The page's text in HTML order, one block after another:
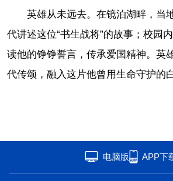
英雄从未远去。在镜泊湖畔，当
代讲述这位“书生战将”的故事；校园
读他的铮铮誓言，传承爱国精神。英
代传颂，融入这片他曾用生命守护的
电脑版 APP下